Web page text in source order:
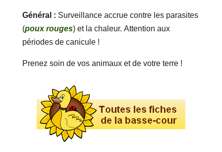
Général : Surveillance accrue contre les parasites
(poux rouges) et la chaleur. Attention aux
périodes de canicule !
Prenez soin de vos animaux et de votre terre !